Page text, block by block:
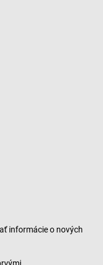
informácie o nových